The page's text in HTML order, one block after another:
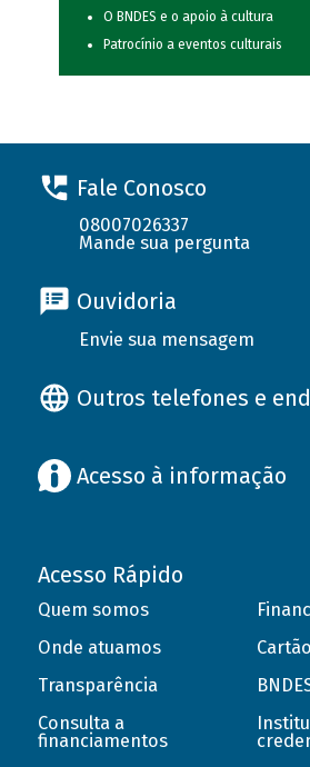
O BNDES e o apoio à cultura
Patrocínio a eventos culturais
Fale Conosco
08007026337
Mande sua pergunta
Ouvidoria
Envie sua mensagem
Outros telefones e
Acesso à informação
Acesso Rápido
Quem somos
Onde atuamos
Transparência
Consulta a
financiamentos